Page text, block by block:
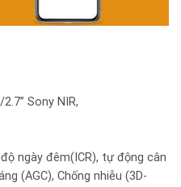
Sony NIR,
ngày đêm(ICR), tự động cân
(AGC), Chống nhiễu (3D-